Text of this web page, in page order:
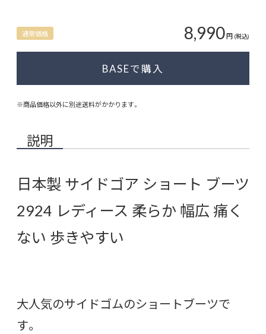
通常価格 8,990円 (税込)
BASEで購入
※商品価格以外に別途送料がかかります。
説明
日本製 サイドゴア ショート ブーツ
2924 レディース 柔らか 幅広 痛く
ない 歩きやすい
大人気のサイドゴムのショートブーツで
す。